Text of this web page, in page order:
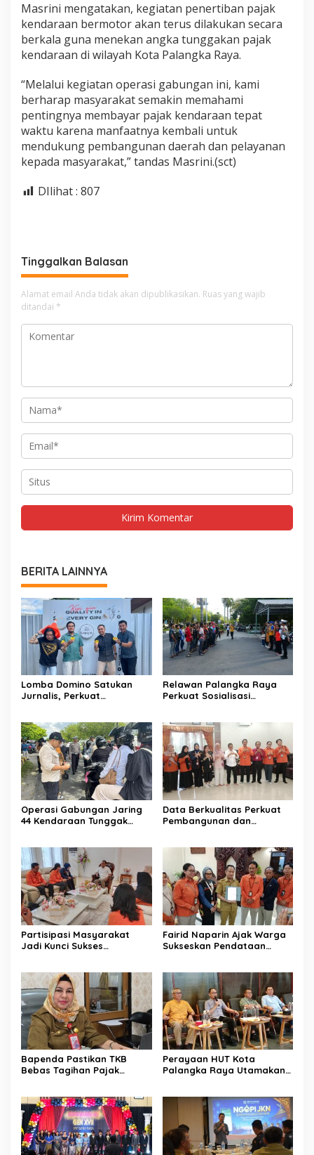
Masrini mengatakan, kegiatan penertiban pajak
kendaraan bermotor akan terus dilakukan secara
berkala guna menekan angka tunggakan pajak
kendaraan di wilayah Kota Palangka Raya.
“Melalui kegiatan operasi gabungan ini, kami
berharap masyarakat semakin memahami
pentingnya membayar pajak kendaraan tepat
waktu karena manfaatnya kembali untuk
mendukung pembangunan daerah dan pelayanan
kepada masyarakat,” tandas Masrini.(sct)
DIlihat : 807
Tinggalkan Balasan
Alamat email Anda tidak akan dipublikasikan. Ruas yang wajib
ditandai *
BERITA LAINNYA
Lomba Domino Satukan
Jurnalis, Perkuat
Relawan Palangka Raya
Perkuat Sosialisasi
Operasi Gabungan Jaring
44 Kendaraan Tunggak
Data Berkualitas Perkuat
Pembangunan dan
Partisipasi Masyarakat
Jadi Kunci Sukses
Fairid Naparin Ajak Warga
Sukseskan Pendataan
Bapenda Pastikan TKB
Bebas Tagihan Pajak
Perayaan HUT Kota
Palangka Raya Utamakan